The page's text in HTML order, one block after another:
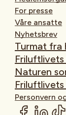
For presse
Våre ansatte
Nyhetsbrev
Turmat fra
Friluftlivets
Naturen
Personvern